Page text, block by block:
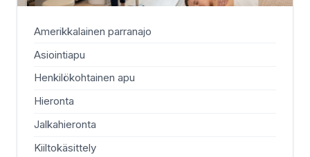
Amerikkalainen parranajo
Asiointiapu
Henkilökohtainen apu
Hieronta
Jalkahieronta
Kiiltokäsittely